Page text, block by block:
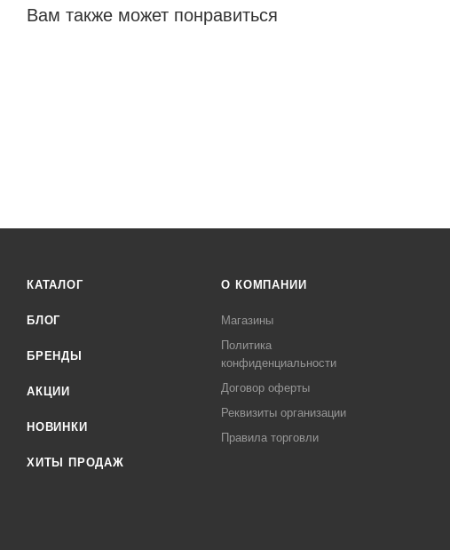
Система EnergySaving
Вам также может понравиться
КАТАЛОГ
БЛОГ
БРЕНДЫ
АКЦИИ
НОВИНКИ
ХИТЫ ПРОДАЖ
О КОМПАНИИ
Магазины
Политика
конфиденциальности
Договор оферты
Реквизиты организации
Правила торговли